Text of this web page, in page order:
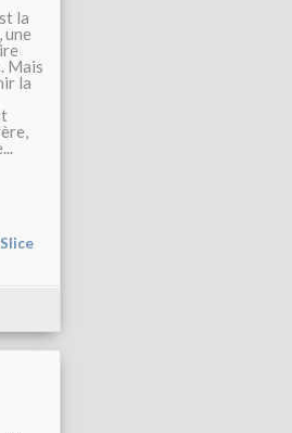
la
une
Mais
la